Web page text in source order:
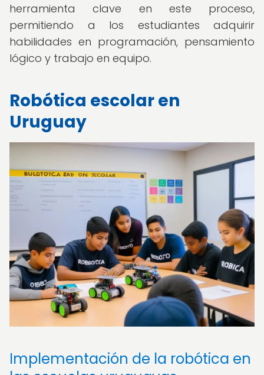
herramienta clave en este proceso,
permitiendo a los estudiantes adquirir
habilidades en programación, pensamiento
lógico y trabajo en equipo.
Robótica escolar en
Uruguay
Implementación de la robótica en